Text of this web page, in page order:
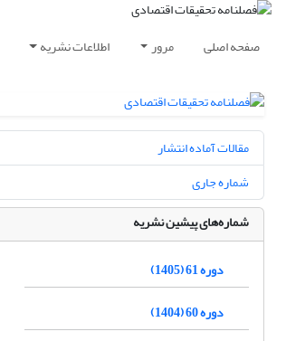
صفحه اصلی مرور اطلاعات نشریه
مقالات آماده انتشار
شماره جاری
شماره‌های پیشین نشریه
دوره 61 (1405)
دوره 60 (1404)